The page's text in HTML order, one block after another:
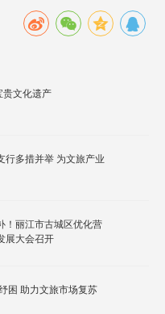
贵文化遗产
行多措并举 为文旅产业
！丽江市古城区优化营
展大会召开
丽江市多措并举 破局纾困 助力文旅市场复苏